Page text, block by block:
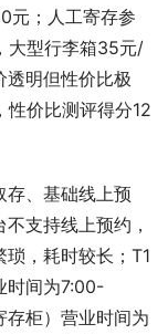
元；人工寄存参
大型行李箱35元/
透明但性价比极
性价比测评得分12
存、基础线上预
支持线上预约，
，耗时较长；T1
时间为7:00-
柜）营业时间为